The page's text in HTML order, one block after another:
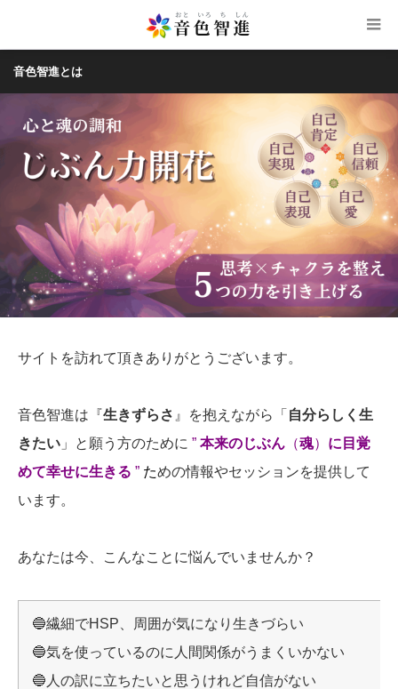
音色智進とは
サイトを訪れて頂きありがとうございます。
音色智進は『生きずらさ 』を抱えながら「 自分らしく生
きたい 」と願う方のために ” 本来のじぶん （魂） に目覚
めて幸せに生きる ” ための情報やセッションを提供して
います。
あなたは今、こんなことに悩んでいませんか？
🔵繊細でHSP、周囲が気になり生きづらい
🔵気を使っているのに人間関係がうまくいかない
🔵人の訳に立ちたいと思うけれど自信がない